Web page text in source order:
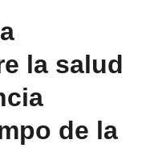
la salud
de la